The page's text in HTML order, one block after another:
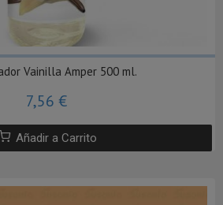
Vainilla Amper 500 ml.
7,56 €
Añadir a Carrito